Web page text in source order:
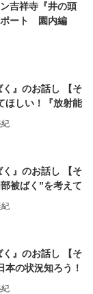
吉祥寺『井の頭
ート 園内編
』のお話し 【そ
ほしい！『放射能
ド
』のお話し 【そ
被ばく”を考えて
』のお話し 【そ
の状況知ろう！